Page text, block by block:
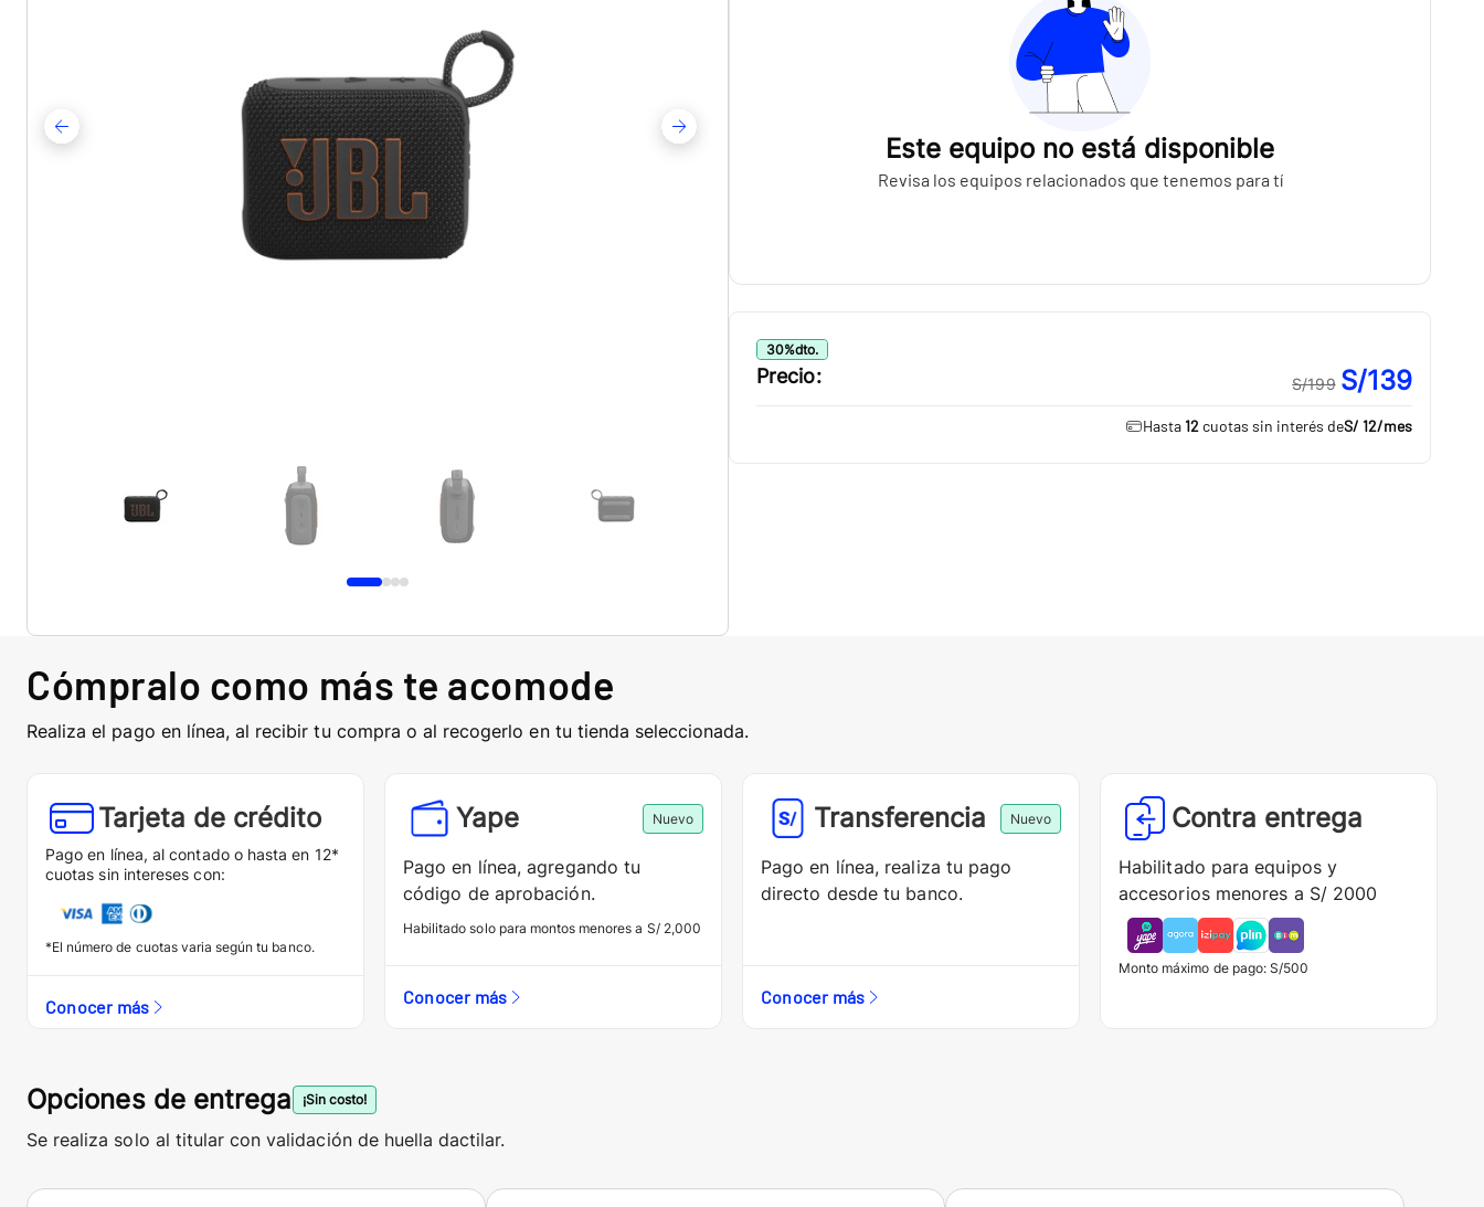
Este equipo no está disponible
Revisa los equipos relacionados que tenemos para tí
30%dto.
Precio: S/199 S/139
Hasta 12 cuotas sin interés deS/ 12/mes
Cómpralo como más te acomode
Realiza el pago en línea, al recibir tu compra o al recogerlo en tu tienda seleccionada.
Tarjeta de crédito
Pago en línea, al contado o hasta en 12*
cuotas sin intereses con:
*El número de cuotas varia según tu banco.
Conocer más
Yape Nuevo
Pago en línea, agregando tu
código de aprobación.
Habilitado solo para montos menores a S/ 2,000
Conocer más
Transferencia Nuevo
Pago en línea, realiza tu pago
directo desde tu banco.
Conocer más
Contra entrega
Habilitado para equipos y
accesorios menores a S/ 2000
Monto máximo de pago: S/500
Opciones de entrega ¡Sin costo!
Se realiza solo al titular con validación de huella dactilar.